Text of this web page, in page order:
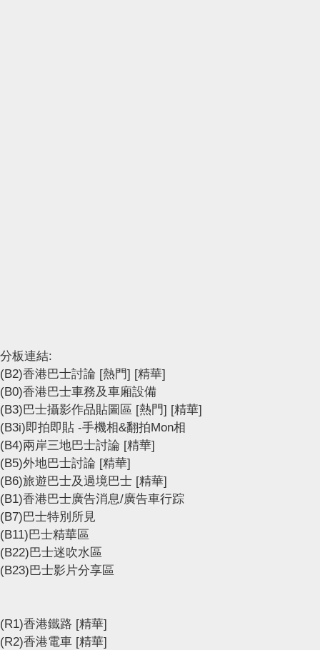
分板連結:
(B2)香港巴士討論 [熱門] [精華]
(B0)香港巴士車務及車廂設備
(B3)巴士攝影作品貼圖區 [熱門] [精華]
(B3i)即拍即貼 -手機相&翻拍Mon相
(B4)兩岸三地巴士討論 [精華]
(B5)外地巴士討論 [精華]
(B6)旅遊巴士及過境巴士 [精華]
(B1)香港巴士廣告消息/廣告車行踪
(B7)巴士特別所見
(B11)巴士精華區
(B22)巴士迷吹水區
(B23)巴士影片分享區
(R1)香港鐵路 [精華]
(R2)香港電車 [精華]